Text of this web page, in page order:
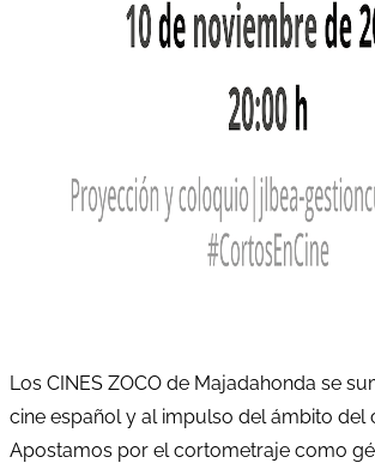
Los CINES ZOCO de Majadahonda se
cine español y al impulso del ámbito del
Apostamos por el cortometraje como